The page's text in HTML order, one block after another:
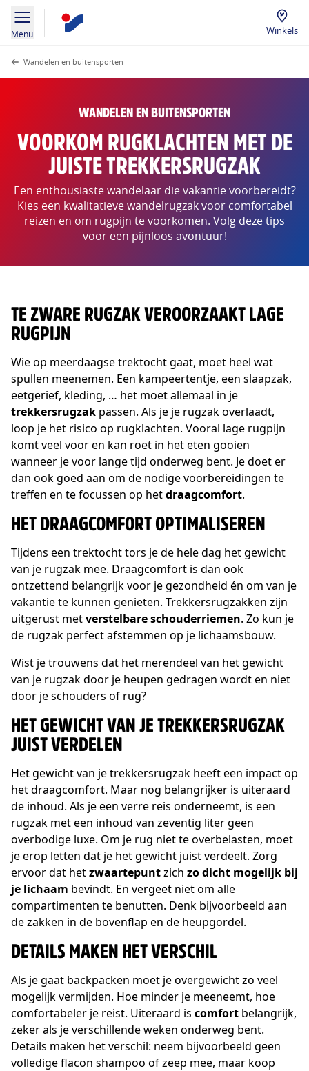
Menu Winkels
Wandelen en buitensporten
WANDELEN EN BUITENSPORTEN
VOORKOM RUGKLACHTEN MET DE
JUISTE TREKKERSRUGZAK
Een enthousiaste wandelaar die vakantie voorbereidt?
Kies een kwalitatieve wandelrugzak voor comfortabel
reizen en om rugpijn te voorkomen. Volg deze tips
voor een pijnloos avontuur!
TE ZWARE RUGZAK VEROORZAAKT LAGE
RUGPIJN
Wie op meerdaagse trektocht gaat, moet heel wat
spullen meenemen. Een kampeertentje, een slaapzak,
eetgerief, kleding, … het moet allemaal in je
trekkersrugzak passen. Als je je rugzak overlaadt,
loop je het risico op rugklachten. Vooral lage rugpijn
komt veel voor en kan roet in het eten gooien
wanneer je voor lange tijd onderweg bent. Je doet er
dan ook goed aan om de nodige voorbereidingen te
treffen en te focussen op hetdraagcomfort.
HET DRAAGCOMFORT OPTIMALISEREN
Tijdens een trektocht tors je de hele dag het gewicht
van je rugzak mee. Draagcomfort is dan ook
ontzettend belangrijk voor je gezondheid én om van je
vakantie te kunnen genieten. Trekkersrugzakken zijn
uitgerust metverstelbare schouderriemen. Zo kun je
de rugzak perfect afstemmen op je lichaamsbouw.
Wist je trouwens dat het merendeel van het gewicht
van je rugzak door je heupen gedragen wordt en niet
door je schouders of rug?
HET GEWICHT VAN JE TREKKERSRUGZAK
JUIST VERDELEN
Het gewicht van je trekkersrugzak heeft een impact op
het draagcomfort. Maar nog belangrijker is uiteraard
de inhoud. Als je een verre reis onderneemt, is een
rugzak met een inhoud van zeventig liter geen
overbodige luxe. Om je rug niet te overbelasten, moet
je erop letten dat je het gewicht juist verdeelt. Zorg
ervoor dat hetzwaartepuntzich zo dicht mogelijk bij
je lichaam bevindt. En vergeet niet om alle
compartimenten te benutten. Denk bijvoorbeeld aan
de zakken in de bovenflap en de heupgordel.
DETAILS MAKEN HET VERSCHIL
Als je gaat backpacken moet je overgewicht zo veel
mogelijk vermijden. Hoe minder je meeneemt, hoe
comfortabeler je reist. Uiteraard is comfort belangrijk,
zeker als je verschillende weken onderweg bent.
Details maken het verschil: neem bijvoorbeeld geen
volledige flacon shampoo of zeep mee, maar koop